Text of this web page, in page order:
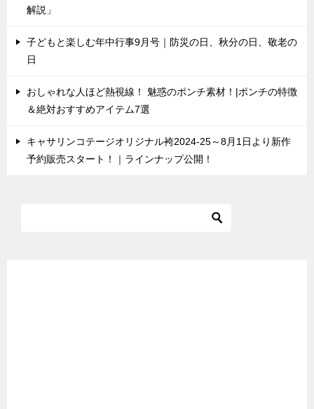
解説」
子どもと楽しむ年中行事9月号｜防災の日、秋分の日、敬老の
日
おしゃれな人ほど熱視線！ 魅惑のポンチ素材！|ポンチの特徴
＆絶対おすすめアイテム7選
キャサリンコテージオリジナル袴2024-25～8月1日より新作
予約販売スタート！｜ラインナップ公開！